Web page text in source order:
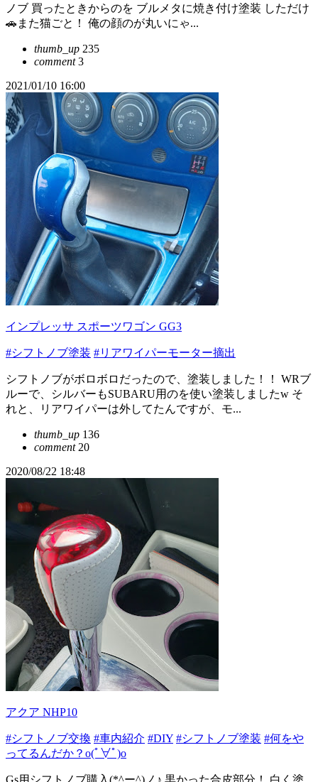
ノブ 買ったときからのを ブルメタに焼き付け塗装 しただけ
🚗また猫ごと！ 俺の顔のが丸いにゃ...
thumb_up 235
comment3
2021/01/10 16:00
インプレッサ スポーツワゴン GG3
#シフトノブ塗装 #リアワイパーモーター摘出
シフトノブがボロボロだったので、塗装しました！！ WRブ
ルーで、シルバーもSUBARU用のを使い塗装しましたw そ
れと、リアワイパーは外してたんですが、モ...
thumb_up 136
comment20
2020/08/22 18:48
アクア NHP10
#シフトノブ交換 #車内紹介 #DIY #シフトノブ塗装 #何をや
ってるんだか？o(ﾟ∀ﾟ)o
Gs用シフトノブ購入(*^ー^)ノ♪ 黒かった合皮部分！ 白く塗